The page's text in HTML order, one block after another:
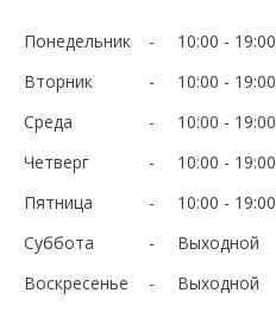
Понедельник 10:00
19:00
Вторник
10:00
19:00
Среда
10:00
19:00
Четверг
10:00
19:00
Пятница
10:00
19:00
Суббота
Выходной
Воскресенье
Выходной